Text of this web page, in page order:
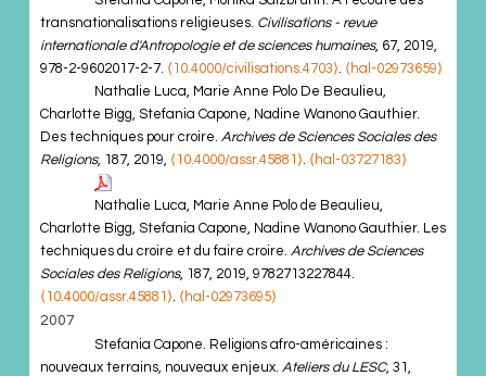
transnationalisations religieuses. Civilisations - revue
internationale d'Antropologie et de sciences humaines, 67, 2019,
978-2-9602017-2-7. ⟨10.4000/civilisations.4703⟩ ⟨hal-02973659⟩
Nathalie Luca, Marie Anne Polo De Beaulieu,
Charlotte Bigg, Stefania Capone, Nadine Wanono Gauthier.
Des techniques pour croire. Archives de Sciences Sociales des
Religions, 187, 2019, ⟨10.4000/assr.45881⟩ ⟨hal-03727183⟩
Nathalie Luca, Marie Anne Polo de Beaulieu,
Charlotte Bigg, Stefania Capone, Nadine Wanono Gauthier. Les
techniques du croire et du faire croire. Archives de Sciences
Sociales des Religions, 187, 2019, 9782713227844.
⟨10.4000/assr.45881⟩ ⟨hal-02973695⟩
2007
Stefania Capone. Religions afro-américaines :
nouveaux terrains, nouveaux enjeux. Ateliers du LESC, 31,